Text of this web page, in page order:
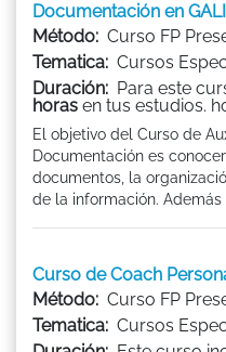
Documentación en
Método: Curso FP
Tematica: Cursos
Duración: Para este
horas en tus estudios.
El objetivo del Curso de
Documentación es
documentos, la
de la información. Además
Curso de Coach
Método: Curso FP
Tematica: Cursos